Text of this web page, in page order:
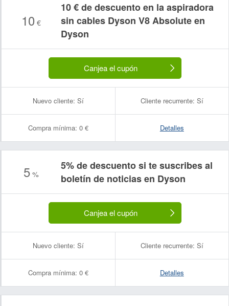
10 €
10 € de descuento en la aspiradora
sin cables Dyson V8 Absolute en
Dyson
Canjea el cupón
Nuevo cliente: Sí Cliente recurrente: Sí
Compra mínima: 0 € Detalles
5%
5% de descuento si te suscribes al
boletín de noticias en Dyson
Canjea el cupón
Nuevo cliente: Sí Cliente recurrente: Sí
Compra mínima: 0 € Detalles